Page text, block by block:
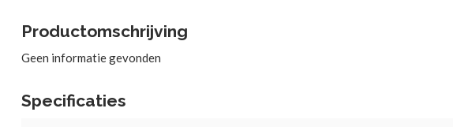
Productomschrijving
Geen informatie gevonden
Specificaties